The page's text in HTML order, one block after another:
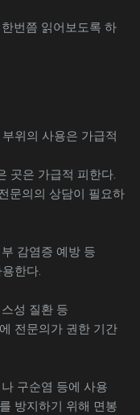
번쯤 읽어보도록 하
위의 사용은 가급적
곳은 가급적 피한다.
문의의 상담이 필요하
감염증 예방 등
한다.
성 질환 등
전문의가 권한 기간
구순염 등에 사용
방지하기 위해 면봉